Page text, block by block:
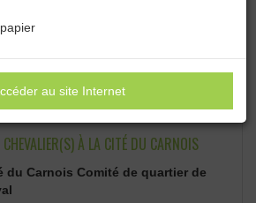
au site Internet
les catégories
Sous-catégories
CHEVALIER(S) À LA CITÉ DU CARNOIS
du Carnois Comité de quartier de